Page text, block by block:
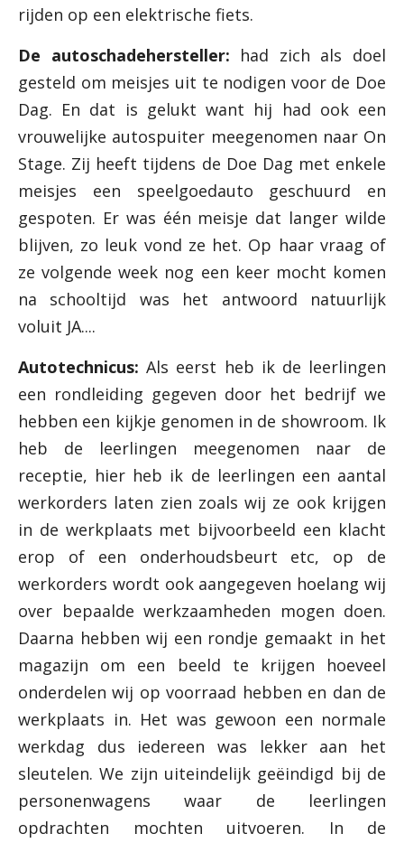
rijden op een elektrische fiets.
De autoschadehersteller: had zich als doel
gesteld om meisjes uit te nodigen voor de Doe
Dag. En dat is gelukt want hij had ook een
vrouwelijke autospuiter meegenomen naar On
Stage. Zij heeft tijdens de Doe Dag met enkele
meisjes een speelgoedauto geschuurd en
gespoten. Er was één meisje dat langer wilde
blijven, zo leuk vond ze het. Op haar vraag of
ze volgende week nog een keer mocht komen
na schooltijd was het antwoord natuurlijk
voluit JA....
Autotechnicus:Als eerst heb ik de leerlingen
een rondleiding gegeven door het bedrijf we
hebben een kijkje genomen in de showroom. Ik
heb de leerlingen meegenomen naar de
receptie, hier heb ik de leerlingen een aantal
werkorders laten zien zoals wij ze ook krijgen
in de werkplaats met bijvoorbeeld een klacht
erop of een onderhoudsbeurt etc, op de
werkorders wordt ook aangegeven hoelang wij
over bepaalde werkzaamheden mogen doen.
Daarna hebben wij een rondje gemaakt in het
magazijn om een beeld te krijgen hoeveel
onderdelen wij op voorraad hebben en dan de
werkplaats in. Het was gewoon een normale
werkdag dus iedereen was lekker aan het
sleutelen. We zijn uiteindelijk geëindigd bij de
personenwagens waar de leerlingen
opdrachten mochten uitvoeren. In de